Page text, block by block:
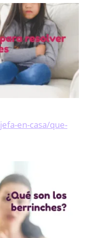
en-casa/que-